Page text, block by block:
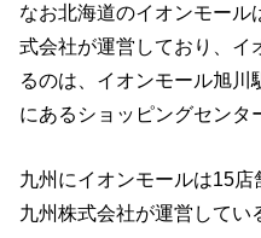
なお北海道のイオンモール
式会社が運営しており、イ
るのは、イオンモール旭川
にあるショッピングセンタ
九州にイオンモールは15
九州株式会社が運営してい